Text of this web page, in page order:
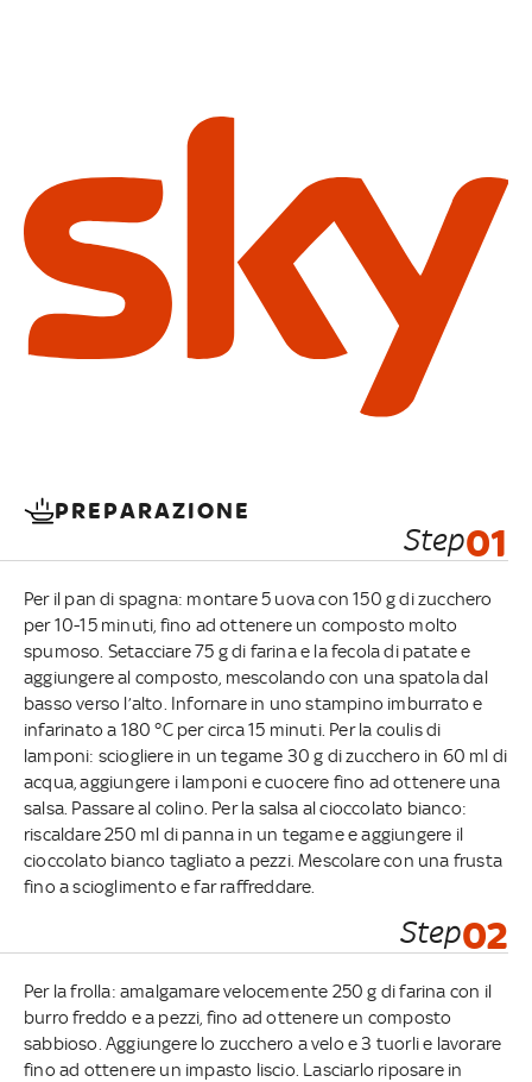
PREPARAZIONE
Step01
Per il pan di spagna: montare 5 uova con 150 g di zucchero
per 10-15 minuti, fino ad ottenere un composto molto
spumoso. Setacciare 75 g di farina e la fecola di patate e
aggiungere al composto, mescolando con una spatola dal
basso verso l’alto. Infornare in uno stampino imburrato e
infarinato a 180 °C per circa 15 minuti. Per la coulis di
lamponi: sciogliere in un tegame 30 g di zucchero in 60 ml di
acqua, aggiungere i lamponi e cuocere fino ad ottenere una
salsa. Passare al colino. Per la salsa al cioccolato bianco:
riscaldare 250 ml di panna in un tegame e aggiungere il
cioccolato bianco tagliato a pezzi. Mescolare con una frusta
fino a scioglimento e far raffreddare.
Step02
Per la frolla: amalgamare velocemente 250 g di farina con il
burro freddo e a pezzi, fino ad ottenere un composto
sabbioso. Aggiungere lo zucchero a velo e 3 tuorli e lavorare
fino ad ottenere un impasto liscio. Lasciarlo riposare in